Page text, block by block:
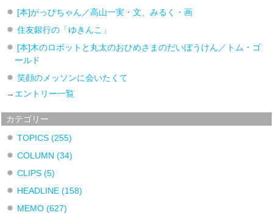
[本]がっぴちゃん／高山一実・文、みるく・画
住友銀行の「ゆきんこ」
[本]木のロボットと丸太のおひめさまのだいぼうけん／トム・ゴ
ールド
笑顔のメッソンに会いたくて
→ エントリー一覧
カテゴリー
TOPICS(255)
COLUMN(34)
CLIPS(5)
HEADLINE(158)
MEMO(627)